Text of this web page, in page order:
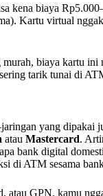
kena biaya
Kartu virtual nggak
murah, biaya kartu ini
tarik tunai di
yang dipakai
atau Mastercard.
bank digital
di ATM sesama
atau GPN, kamu